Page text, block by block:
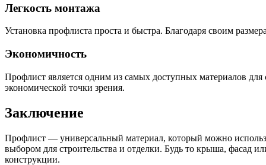
Легкость монтажа
Установка профлиста проста и быстра. Благодаря своим
Экономичность
Профлист является одним из самых доступных материалов
экономической точки зрения.
Заключение
Профлист — универсальный материал, который можно
выбором для строительства и отделки. Будь то крыша, фасад
конструкции.